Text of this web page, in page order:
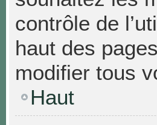
contrôle de
haut des
modifier tous
Haut